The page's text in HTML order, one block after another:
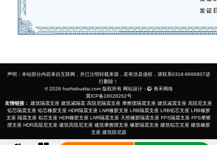
声明：本站部分内容来自互联网，并已注明转载来源，若有涉及侵权，请联系0318-6666807进
行删除！
© 2026 hszhishuidai.com 版权所有 网站设计：
青禾网络
冀ICP备16028262号
友情链接：
建筑隔震支座 建筑减隔震 高阻尼隔震支座 摩擦摆隔震支座 建筑减震支座 高阻尼支座
铅芯隔震支座 铅芯橡胶支座 HDR隔震支座 LNR橡胶支座 LRB隔震支座 LRB铅芯支座 LRB橡胶
支座 隔震支座 铅芯支座 HDR橡胶支座 LNR隔震支座 天然橡胶隔震支座 FPS隔震支座 FPS摩擦
摆支座 HDR高阻尼支座 建筑高阻尼支座 建筑摩擦摆支座 橡胶隔震支座 建筑铅芯支座 建筑橡胶
支座 建筑阻尼器